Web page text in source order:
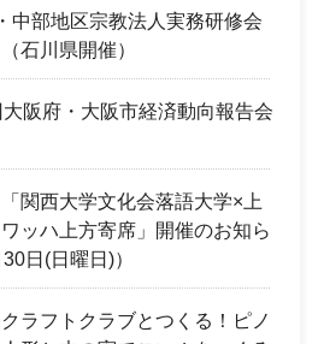
中部地区宗教法人実務研修会
石川県開催）
阪府・大阪市経済動向報告会
「関西大学文化会落語大学×上
ッハ上方寄席」開催のお知ら
日(日曜日)）
ラフトクラブとつくる！ピノ